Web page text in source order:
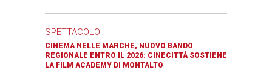
SPETTACOLO
CINEMA NELLE MARCHE, NUOVO BANDO
REGIONALE ENTRO IL 2026: CINECITTÀ SOSTIENE
LA FILM ACADEMY DI MONTALTO